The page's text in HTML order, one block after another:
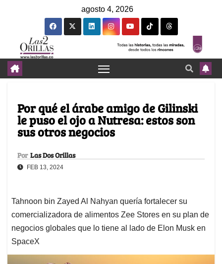
agosto 4, 2026
Por qué el árabe amigo de Gilinski
le puso el ojo a Nutresa: estos son
sus otros negocios
Por Las Dos Orillas
FEB 13, 2024
Tahnoon bin Zayed Al Nahyan quería fortalecer su
comercializadora de alimentos Zee Stores en su plan de
negocios globales que lo tiene al lado de Elon Musk en
SpaceX